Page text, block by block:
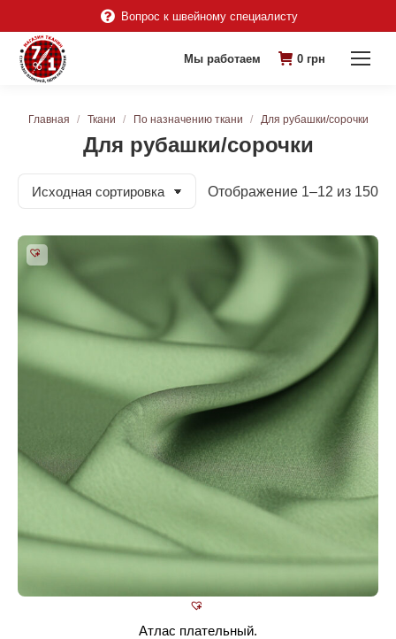
Вопрос к швейному специалисту
Мы работаем 0 грн
Для рубашки/сорочки
Вы здесь:
Главная Ткани По назначению ткани Для рубашки/сорочки
Отображение 1–12 из 150
Атлас плательный.